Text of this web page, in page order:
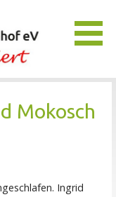
das
und zu
Mokosch
Ingrid